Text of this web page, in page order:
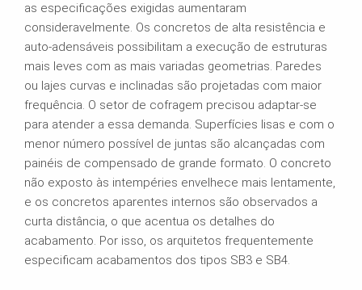
as especificações exigidas aumentaram
consideravelmente. Os concretos de alta resistência e
auto-adensáveis possibilitam a execução de estruturas
mais leves com as mais variadas geometrias. Paredes
ou lajes curvas e inclinadas são projetadas com maior
frequência. O setor de cofragem precisou adaptar-se
para atender a essa demanda. Superfícies lisas e com o
menor número possível de juntas são alcançadas com
painéis de compensado de grande formato. O concreto
não exposto às intempéries envelhece mais lentamente,
e os concretos aparentes internos são observados a
curta distância, o que acentua os detalhes do
acabamento. Por isso, os arquitetos frequentemente
especificam acabamentos dos tipos SB3 e SB4.